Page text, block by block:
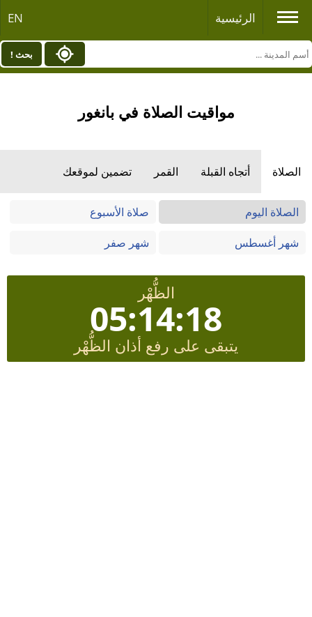
الرئيسية EN
بحث !
مواقيت الصلاة في بانغور
الصلاة أتجاه القبلة القمر تضمين لموقعك
الصلاة اليوم
صلاة الأسبوع
شهر أغسطس
شهر صفر
الظُّهْر
05:14:17
يتبقى على رفع أذان الظُّهْر